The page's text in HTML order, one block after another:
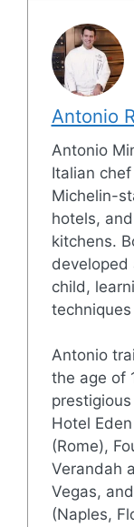
Antonio
Antonio
Italian
Michelin-
hotels,
kitchens.
developed
child,
Antonio
the age of
Hotel
(Rome),
Verandah
Vegas,
(Naples,